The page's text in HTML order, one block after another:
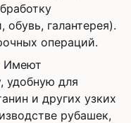
галантерея).
операций.
Имеют
удобную для
и других узких
рубашек,